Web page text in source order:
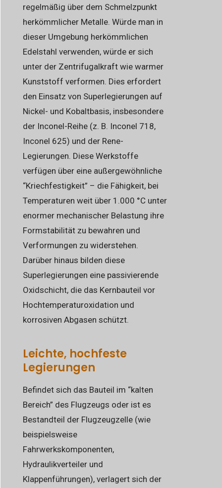
regelmäßig über dem Schmelzpunkt
herkömmlicher Metalle. Würde man in
dieser Umgebung herkömmlichen
Edelstahl verwenden, würde er sich
unter der Zentrifugalkraft wie warmer
Kunststoff verformen. Dies erfordert
den Einsatz von Superlegierungen auf
Nickel- und Kobaltbasis, insbesondere
der Inconel-Reihe (z. B. Inconel 718,
Inconel 625) und der Rene-
Legierungen. Diese Werkstoffe
verfügen über eine außergewöhnliche
“Kriechfestigkeit” – die Fähigkeit, bei
Temperaturen weit über 1.000 °C unter
enormer mechanischer Belastung ihre
Formstabilität zu bewahren und
Verformungen zu widerstehen.
Darüber hinaus bilden diese
Superlegierungen eine passivierende
Oxidschicht, die das Kernbauteil vor
Hochtemperaturoxidation und
korrosiven Abgasen schützt.
Leichte, hochfeste
Legierungen
Befindet sich das Bauteil im “kalten
Bereich” des Flugzeugs oder ist es
Bestandteil der Flugzeugzelle (wie
beispielsweise
Fahrwerkskomponenten,
Hydraulikverteiler und
Klappenführungen), verlagert sich der